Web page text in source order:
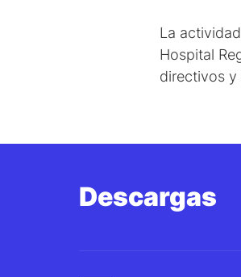
La
Hospital
directivos y
Descargas